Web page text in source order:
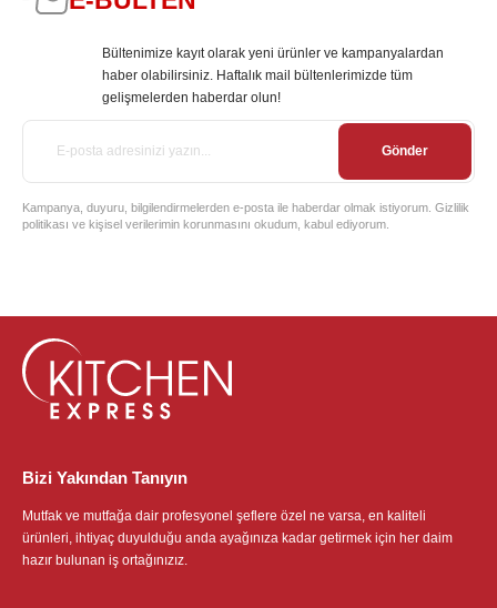
Bültenimize kayıt olarak yeni ürünler ve kampanyalardan
haber olabilirsiniz. Haftalık mail bültenlerimizde tüm
gelişmelerden haberdar olun!
Gönder
Kampanya, duyuru, bilgilendirmelerden e-posta ile haberdar olmak istiyorum. Gizlilik
politikası ve kişisel verilerimin korunmasını okudum, kabul ediyorum.
Bizi Yakından Tanıyın
Mutfak ve mutfağa dair profesyonel şeflere özel ne varsa, en kaliteli
ürünleri, ihtiyaç duyulduğu anda ayağınıza kadar getirmek için her daim
hazır bulunan iş ortağınızız.